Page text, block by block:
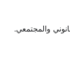
والمجتمعي.